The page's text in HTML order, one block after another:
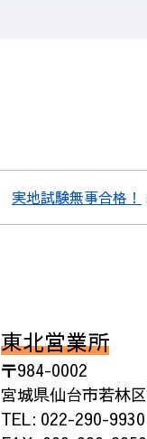
実地試験無事合格！
東北営業所
〒984-0002
宮城県仙台市若林
TEL: 022-290-9930